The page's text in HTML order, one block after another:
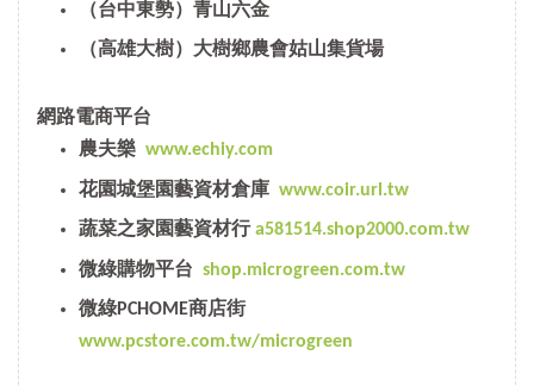
（台中東勢）青山六金
（高雄大樹）大樹鄉農會姑山集貨場
網路電商平台
農夫樂 www.echiy.com
花園城堡園藝資材倉庫 www.coir.url.tw
蔬菜之家園藝資材行a581514.shop2000.com.tw
微綠購物平台 shop.microgreen.com.tw
微綠PCHOME商店街
www.pcstore.com.tw/microgreen